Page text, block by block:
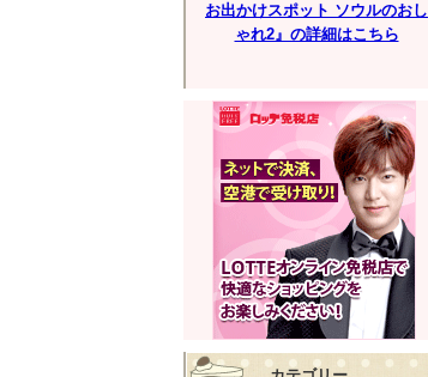
お出かけスポット ソウルのおし
ゃれ2』の詳細はこちら